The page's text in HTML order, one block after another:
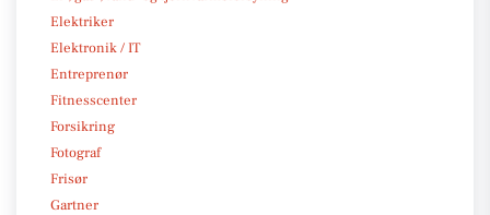
Elektriker
Elektronik / IT
Entreprenør
Fitnesscenter
Forsikring
Fotograf
Frisør
Gartner